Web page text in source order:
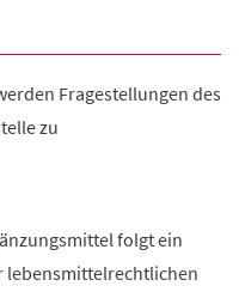
Fragestellungen des
zu
folgt ein
lebensmittelrechtlichen